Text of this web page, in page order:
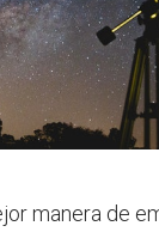
manera de